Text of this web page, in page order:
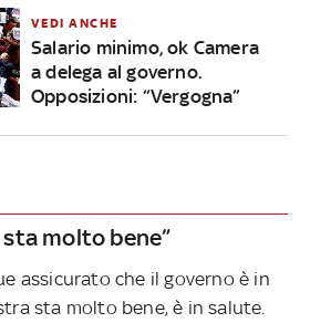
VEDI ANCHE
Salario minimo, ok Camera
a delega al governo.
Opposizioni: “Vergogna”
molto bene”
assicurato che il governo è in
sta molto bene, è in salute.